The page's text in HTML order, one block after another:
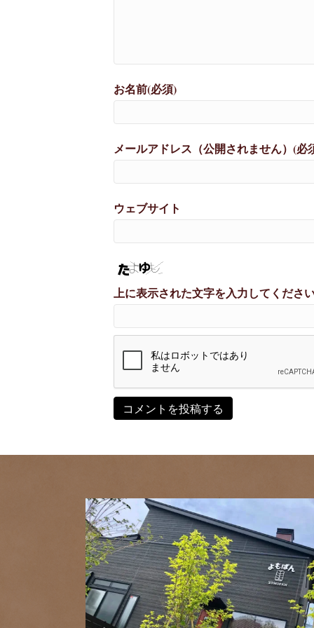
お名前(必須)
メールアドレス（公開されません）(必
ウェブサイト
上に表示された文字を入力してくださ